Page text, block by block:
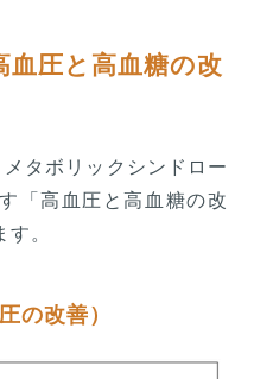
圧と高血糖の改
タボリックシンドロー
「高血圧と高血糖の改
。
の改善）